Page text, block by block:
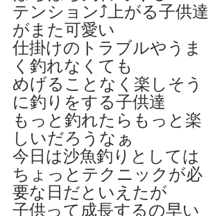
テンション⤴️上がる子供達
がまた可愛い
仕掛けのトラブルやうま
く釣れなくても
めげることなく楽しそう
に釣りをする子供達
もっと釣れたらもっと楽
しいだろうなぁ
今日は沙魚釣りとしては
ちょっとテクニックが必
要な日だといえたが
子供って成長するの早い